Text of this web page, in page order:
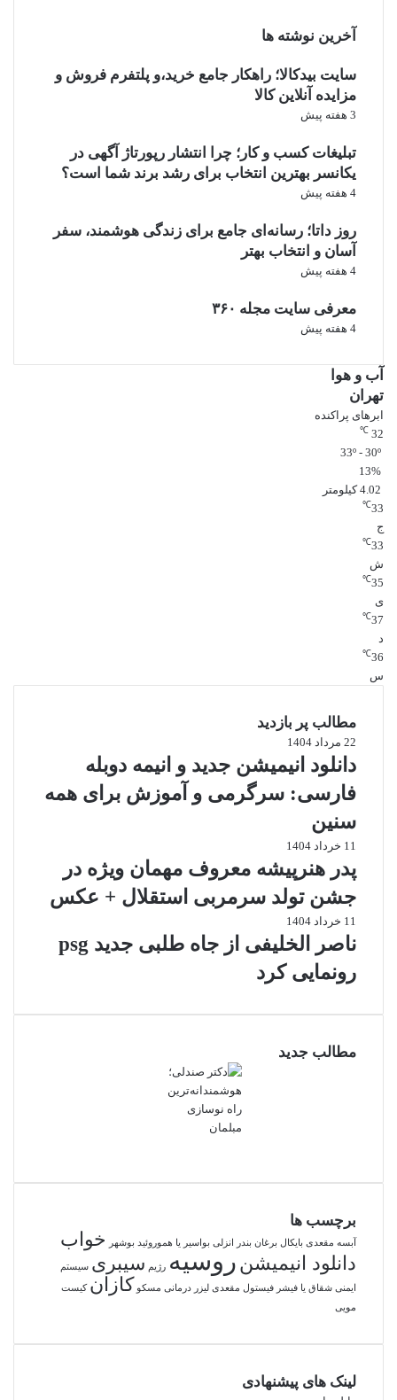
سفر گروهی
اگر چند نفر باشید:
هزینه اقامت تقسیم می‌شود
حمل‌ونقل ارزان‌تر می‌شود
سفر گروهی یکی از بهترین راه‌های کاهش هزینه است.
چطور سفر خارجی ارزان‌تری داشته
چند نکته مهم:
انتخاب کشور بدون ویزا
خرید بلیط در زمان مناسب
سفر سبک و کم‌بار
خوردن غذای محلی به جای رستوران لوکس
این موارد می‌تواند هزینه را تا حد زیادی کاهش دهد
رزرو دیرهنگام
خریدهای غیرضروری
انتخاب هتل گران بدون نیازبا کمی دقت می‌توانید از این اشتباهات
جلوگیری کنید.
بهترین انتخاب برای هر بودجه
اگر بودجه خیلی کم دارید:
سفر زمینی داخلی
شمال یا شهرهای نزدیک
اقامت بومگردی
گر بودجه متوسط دارید:
قشم یا مشهد
اگر بودجه بالاتر دارید:
آخرین نوشته ها
سایت بیدکالا؛ راهکار جامع خرید،و پلتفرم فروش و
مزایده آنلاین کالا
3 هفته پیش
تبلیغات کسب و کار؛ چرا انتشار رپورتاژ آگهی در
یکانسر بهترین انتخاب برای رشد برند شما است؟
4 هفته پیش
روز داتا؛ رسانه‌ای جامع برای زندگی هوشمند، سفر
آسان و انتخاب بهتر
4 هفته پیش
معرفی سایت مجله ۳۶۰
4 هفته پیش
آب و هوا
تهران
ابرهای پراکنده
32
℃
13%
4.02 کیلومتر
33
℃
ج
33
℃
ش
35
℃
ی
37
℃
د
36
℃
س
مطالب پر بازدید
22 مرداد 1404
دانلود انیمیشن جدید و انیمه دوبله
فارسی: سرگرمی و آموزش برای همه
سنین
11 خرداد 1404
پدر هنرپیشه معروف مهمان ویژه در
جشن تولد سرمربی استقلال + عکس
11 خرداد 1404
ناصر الخلیفی از جاه طلبی جدید psg
رونمایی کرد
مطالب جدید
برچسب ها
آبسه مقعدی بایکال برغان بندر انزلی بواسیر یا هموروئید بوشهر
خواب
دانلود انیمیشن روسیه رژیم سیبری سیستم
ایمنی شقاق یا فیشر فیستول مقعدی لیزر درمانی مسکو کازان کیست
مویی
لینک های پیشنهادی